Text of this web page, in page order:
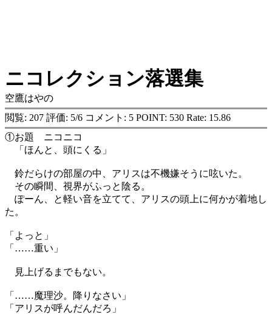
ニコレクション落選集
空鷹はやの
閲覧: 207 評価: 5/6 コメント: 5 POINT: 530 Rate: 15.86
①お題 ニコニコ
「ほんと、頭にくる」
鈴だらけの部屋の中、アリスは不機嫌そうに呟いた。
その瞬間、視界がふっと陰る。
ぽーん、と軽い音を立てて、アリスの頭上に何かが着地し
た。
「よっと」
「……重い」
見上げるまでもない。
「……魔理沙。降りなさい」
「アリスが呼んだんだろ」